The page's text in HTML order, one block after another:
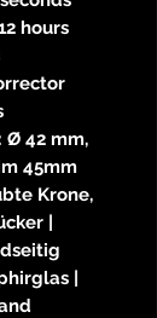
hours
Ø 42 mm,
45mm
Krone,
|
|